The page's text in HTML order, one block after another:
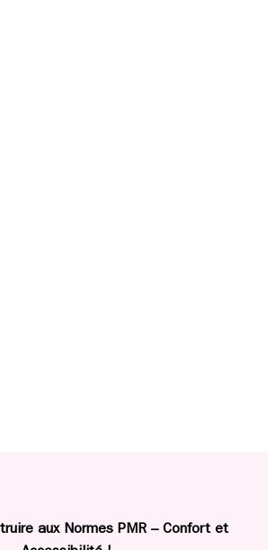
aux Normes PMR – Confort et